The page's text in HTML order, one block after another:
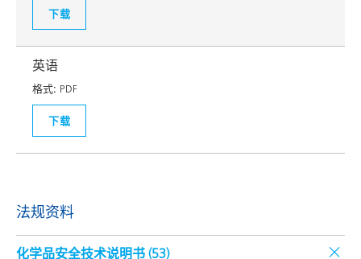
下载
英语
格式: PDF
下载
法规资料
化学品安全技术说明书 (53)